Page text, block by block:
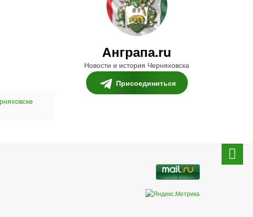
Анграпа.ru
Новости и история Черняховска
Присоединиться